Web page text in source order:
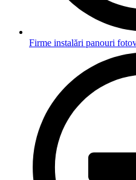
Firme instalări panouri